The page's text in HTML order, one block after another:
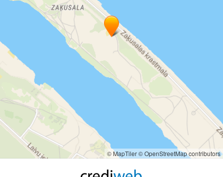
© MapTiler© OpenStreetMap contributors